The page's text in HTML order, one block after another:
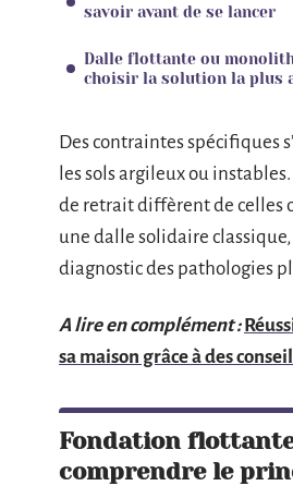
savoir avant de se lancer
Dalle flottante ou
choisir la solution la plus
Des contraintes spécifiques
les sols argileux ou
de retrait diffèrent de celles
une dalle solidaire
diagnostic des pathologies
A lire en complément :
sa maison grâce à des
Fondation
comprendre le